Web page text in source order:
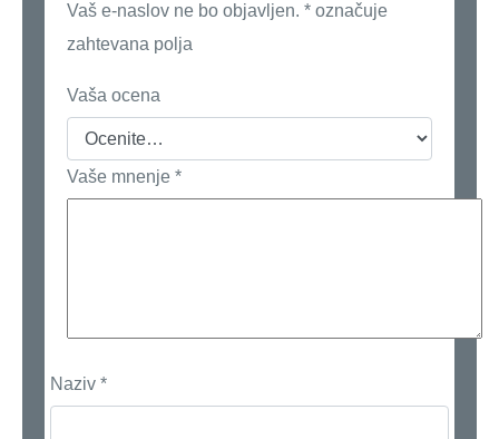
Vaš e-naslov ne bo objavljen. * označuje
zahtevana polja
Vaša ocena
Vaše mnenje *
Naziv *